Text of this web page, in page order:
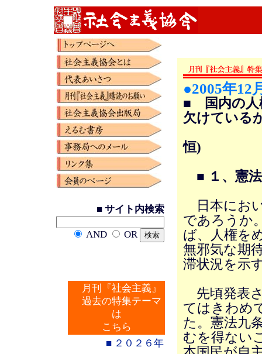
■ サイト内検索
AND OR
月刊『社会主義』
過去の特集テーマ
は
こちら
■ ２０２６年
●2005年12
■ 国内の人
欠けている
恒)
■ １、憲
日本にお
であろうか
ば、人権を
無邪気な期
滞状況を示
先頃発表
てはきわめ
た。憲法九
むを得ない